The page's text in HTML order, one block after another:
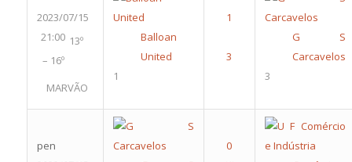
2023/07/15
21:00 13º
– 16º
MARVÃO
Balloan
United
1
G S
Carcavelos
3
pen